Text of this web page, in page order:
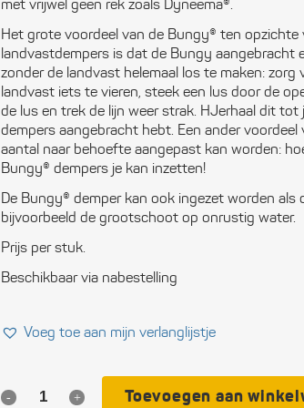
Electronica
Open boten
Veiligheid
Sluitingen
Persoonlijke
Blokken
Touwwerk
Gereedschap
met vrijwel geen rek zoals Dyneema®.
Het grote voordeel van de Bungy® ten opzichte
landvastdempers is dat de Bungy aangebracht
zonder de landvast helemaal los te maken:
landvast iets te vieren, steek een lus door de
de lus en trek de lijn weer strak. HJerhaal dit
dempers aangebracht hebt. Een ander
aantal naar behoefte aangepast kan worden:
Bungy® dempers je kan inzetten!
De Bungy® demper kan ook ingezet worden als
bijvoorbeeld de grootschoot op onrustig water.
Prijs per stuk.
Beschikbaar via nabestelling
Voeg toe aan mijn verlanglijstje
Bungy®
Toevoegen aan